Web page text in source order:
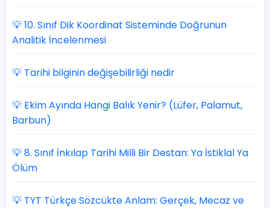
💡 10. Sınıf Dik Koordinat Sisteminde Doğrunun
Analitik İncelenmesi
💡 Tarihi bilginin değişebilirliği nedir
💡 Ekim Ayında Hangi Balık Yenir? (Lüfer, Palamut,
Barbun)
💡 8. Sınıf İnkılap Tarihi Milli Bir Destan: Ya İstiklal Ya
Ölüm
💡 TYT Türkçe Sözcükte Anlam: Gerçek, Mecaz ve